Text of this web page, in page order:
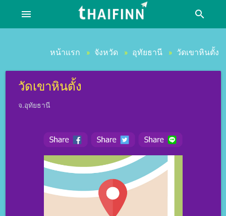
menu search
หน้าแรก » จังหวัด » อุทัยธานี » วัดเขาหินตั้ง
วัดเขาหินตั้ง
จ.อุทัยธานี